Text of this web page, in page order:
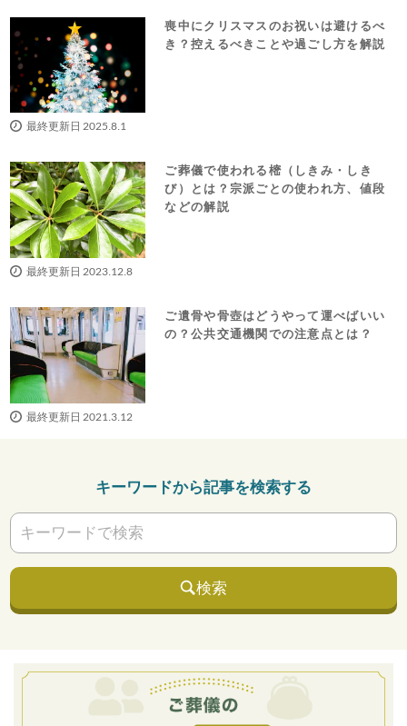
喪中にクリスマスのお祝いは避けるべ
き？控えるべきことや過ごし方を解説
最終更新日 2025.8.1
ご葬儀で使われる樒（しきみ・しき
び）とは？宗派ごとの使われ方、値段
などの解説
最終更新日 2023.12.8
ご遺骨や骨壺はどうやって運べばいい
の？公共交通機関での注意点とは？
最終更新日 2021.3.12
キーワードから記事を検索する
検索